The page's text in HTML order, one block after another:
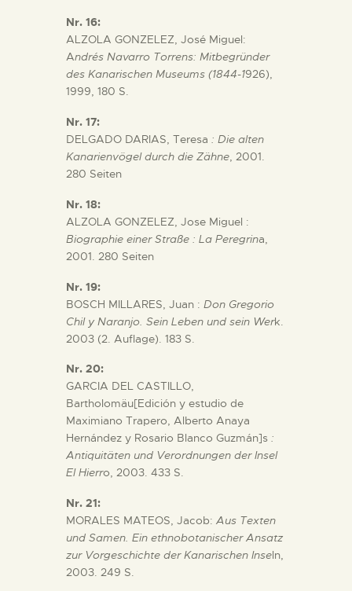
Nr. 16:
ALZOLA GONZELEZ, José Miguel:
Andrés Navarro Torrens: Mitbegründer
des Kanarischen Museums (1844-1926),
1999, 180 S.
Nr. 17:
DELGADO DARIAS, Teresa : Die alten
Kanarienvögel durch die Zähne, 2001.
280 Seiten
Nr. 18:
ALZOLA GONZELEZ, Jose Miguel :
Biographie einer Straße : La Peregrina,
2001. 280 Seiten
Nr. 19:
BOSCH MILLARES, Juan : Don Gregorio
Chil y Naranjo. Sein Leben und sein Werk.
2003 (2. Auflage). 183 S.
Nr. 20:
GARCIA DEL CASTILLO,
Bartholomäu[Edición y estudio de
Maximiano Trapero, Alberto Anaya
Hernández y Rosario Blanco Guzmán]s :
Antiquitäten und Verordnungen der Insel
El Hierro, 2003. 433 S.
Nr. 21:
MORALES MATEOS, Jacob: Aus Texten
und Samen. Ein ethnobotanischer Ansatz
zur Vorgeschichte der Kanarischen Inseln,
2003. 249 S.